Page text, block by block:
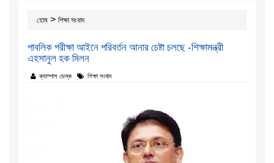
হোম > শিক্ষা সংবাদ
পাবলিক পরীক্ষা আইনে পরিবর্তন আনার চেষ্টা চলছে -শিক্ষামন্ত্রী
এহসানুল হক মিলন
ক্যাম্পাস ডেস্ক শিক্ষা সংবাদ